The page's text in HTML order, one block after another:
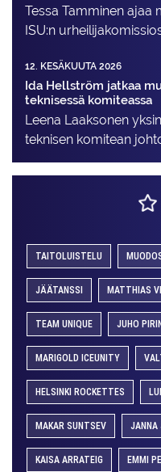
Tessa Tamminen
ISU:n
12. KESÄKUUTA 2026
Ida Hellström jatkaa
teknisessä komiteassa
Leena Laaksonen
teknisen komitean
TAITOLUISTELU
JÄÄTANSSI MATTHIAS
TEAM UNIQUE JUHO
MARIGOLD ICEUNITY
HELSINKI ROCKETTES
MAKAR SUNTSEV JANNA
KAISA ARRATEIG EMMI